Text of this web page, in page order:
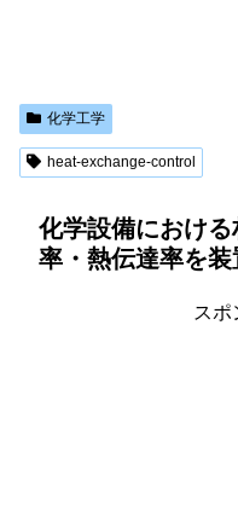
化学工学
heat-exchange-control
化学設備におけ
率・熱伝達率を
スポ